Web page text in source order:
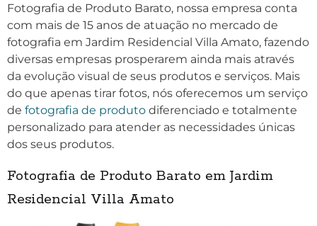
Fotografia de Produto Barato, nossa empresa conta
com mais de 15 anos de atuação no mercado de
fotografia em Jardim Residencial Villa Amato, fazendo
diversas empresas prosperarem ainda mais através
da evolução visual de seus produtos e serviços. Mais
do que apenas tirar fotos, nós oferecemos um serviço
de fotografia de produto diferenciado e totalmente
personalizado para atender as necessidades únicas
dos seus produtos.
Fotografia de Produto Barato em Jardim
Residencial Villa Amato